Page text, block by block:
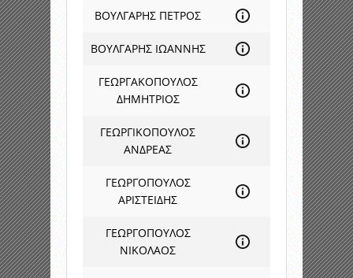
ΒΟΥΛΓΑΡΗΣ ΠΕΤΡΟΣ
ΒΟΥΛΓΑΡΗΣ ΙΩΑΝΝΗΣ
ΓΕΩΡΓΑΚΟΠΟΥΛΟΣ
ΔΗΜΗΤΡΙΟΣ
ΓΕΩΡΓΙΚΟΠΟΥΛΟΣ
ΑΝΔΡΕΑΣ
ΓΕΩΡΓΟΠΟΥΛΟΣ
ΑΡΙΣΤΕΙΔΗΣ
ΓΕΩΡΓΟΠΟΥΛΟΣ
ΝΙΚΟΛΑΟΣ